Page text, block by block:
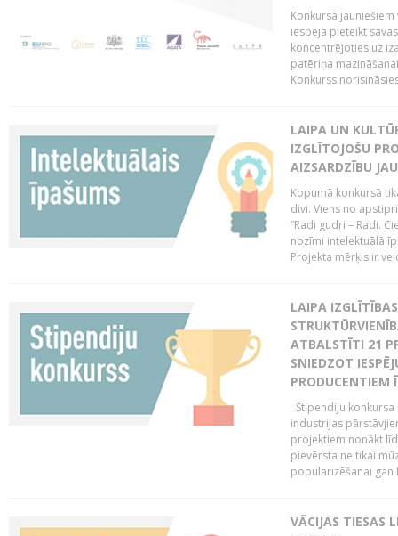
Konkursā
iespēja pieteikt
koncentrējoties uz
patēriņa
Konkurss
LAIPA UN
IZGLĪTOJOŠU
AIZSARDZĪBU
Kopumā konkursā
divi. Viens no
“Radi gudri – Radi.
nozīmi intelektuālā
Projekta mērķis ir
LAIPA
ATBALSTĪTI 21
SNIEDZOT
PRODUCENTIEM
Stipendiju
industrijas
projektiem nonākt
pievērsta ne tikai
popularizēšanai gan
VĀCIJAS TIESAS